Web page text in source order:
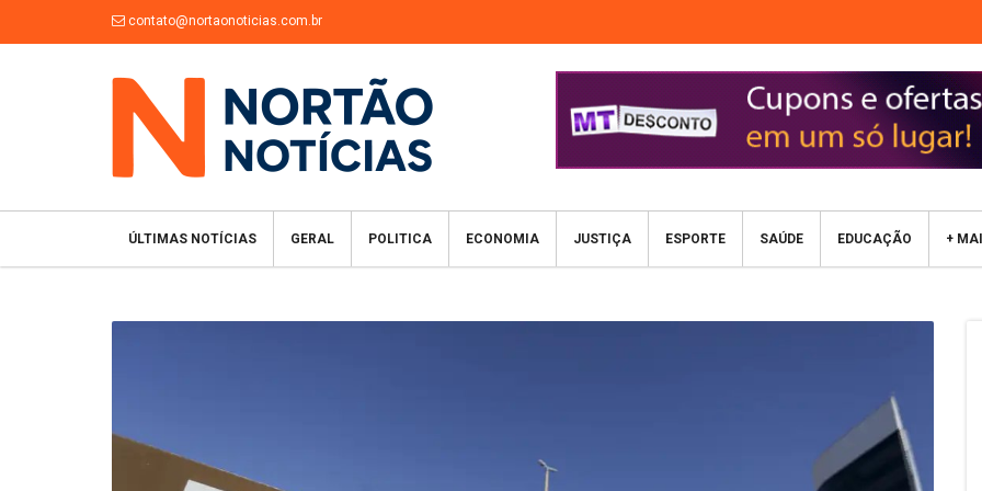
contato@nortaonoticias.com.br
ÚLTIMAS NOTÍCIAS GERAL POLITICA ECONOMIA JUSTIÇA ESPORTE SAÚDE EDUCAÇÃO +